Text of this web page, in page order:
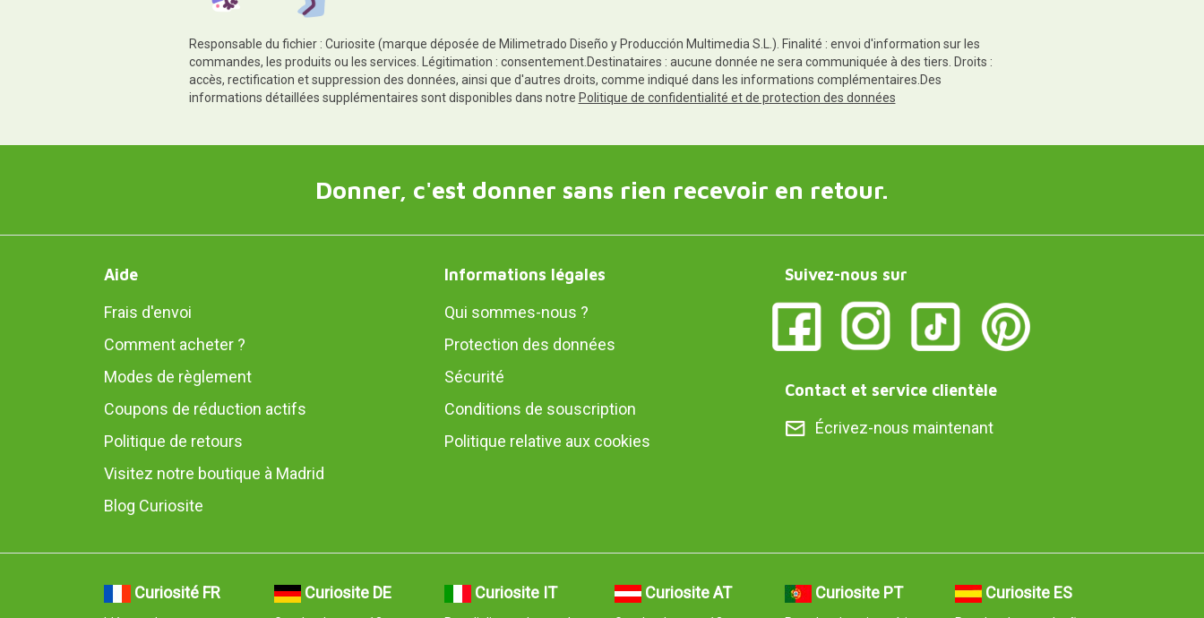
Responsable du fichier : Curiosite (marque déposée de Milimetrado Diseño y Producción Multimedia S.L.). Finalité : envoi d'information sur les
commandes, les produits ou les services. Légitimation : consentement.Destinataires : aucune donnée ne sera communiquée à des tiers. Droits :
accès, rectification et suppression des données, ainsi que d'autres droits, comme indiqué dans les informations complémentaires.Des
informations détaillées supplémentaires sont disponibles dans notre Politique de confidentialité et de protection des données
Donner, c'est donner sans rien recevoir en retour.
Aide
Frais d'envoi
Comment acheter ?
Modes de règlement
Coupons de réduction actifs
Politique de retours
Visitez notre boutique à Madrid
Blog Curiosite
Informations légales
Qui sommes-nous ?
Protection des données
Sécurité
Conditions de souscription
Politique relative aux cookies
Suivez-nous sur
Contact et service clientèle
Écrivez-nous maintenant
Curiosité FR Curiosite DE Curiosite IT Curiosite AT Curiosite PT Curiosite ES